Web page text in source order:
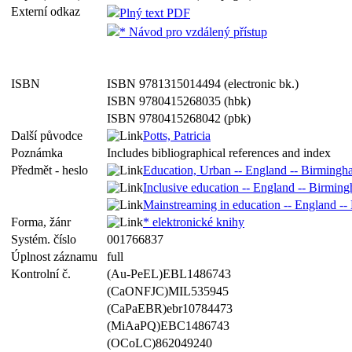
Externí odkaz
Plný text PDF
* Návod pro vzdálený přístup
ISBN
ISBN 9781315014494 (electronic bk.)
ISBN 9780415268035 (hbk)
ISBN 9780415268042 (pbk)
Další původce
Potts, Patricia
Poznámka
Includes bibliographical references and index
Předmět - heslo
Education, Urban -- England --
Inclusive education -- England --
Mainstreaming in education -- England
Forma, žánr
* elektronické knihy
Systém. číslo
001766837
Úplnost záznamu
full
Kontrolní č.
(Au-PeEL)EBL1486743
(CaONFJC)MIL535945
(CaPaEBR)ebr10784473
(MiAaPQ)EBC1486743
(OCoLC)862049240